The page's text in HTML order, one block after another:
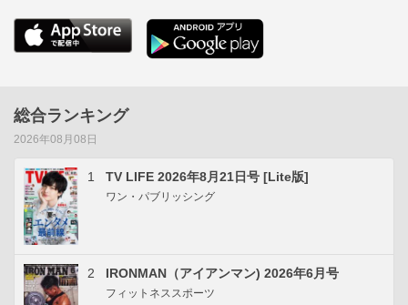
総合ランキング
2026年08月08日
1 TV LIFE 2026年8月21日号 [Lite版]
ワン・パブリッシング
2 IRONMAN（アイアンマン) 2026年6月号
フィットネススポーツ